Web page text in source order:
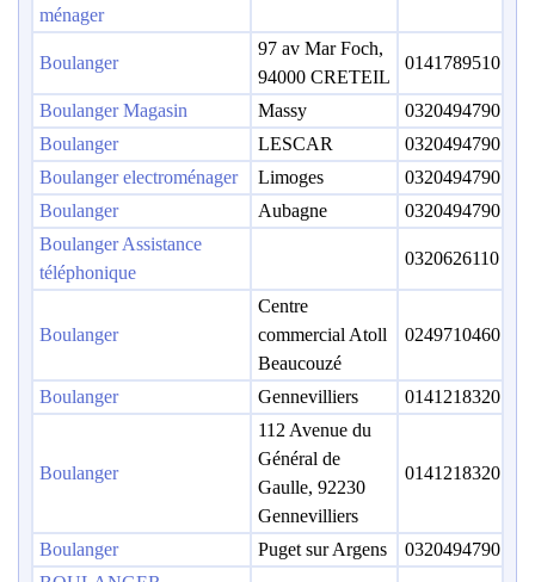
ménager
Boulanger
97 av Mar Foch,
94000 CRETEIL
0141789510
Boulanger Magasin Massy
0320494790
Boulanger
LESCAR
0320494790
Boulanger electroménager
Limoges
0320494790
Boulanger
Aubagne
0320494790
Boulanger Assistance
téléphonique
0320626110
Boulanger
Centre
commercial Atoll
Beaucouzé
0249710460
Boulanger Gennevilliers 0141218320
Boulanger
112 Avenue du
Général de
Gaulle, 92230
Gennevilliers
0141218320
Boulanger Puget sur Argens
0320494790